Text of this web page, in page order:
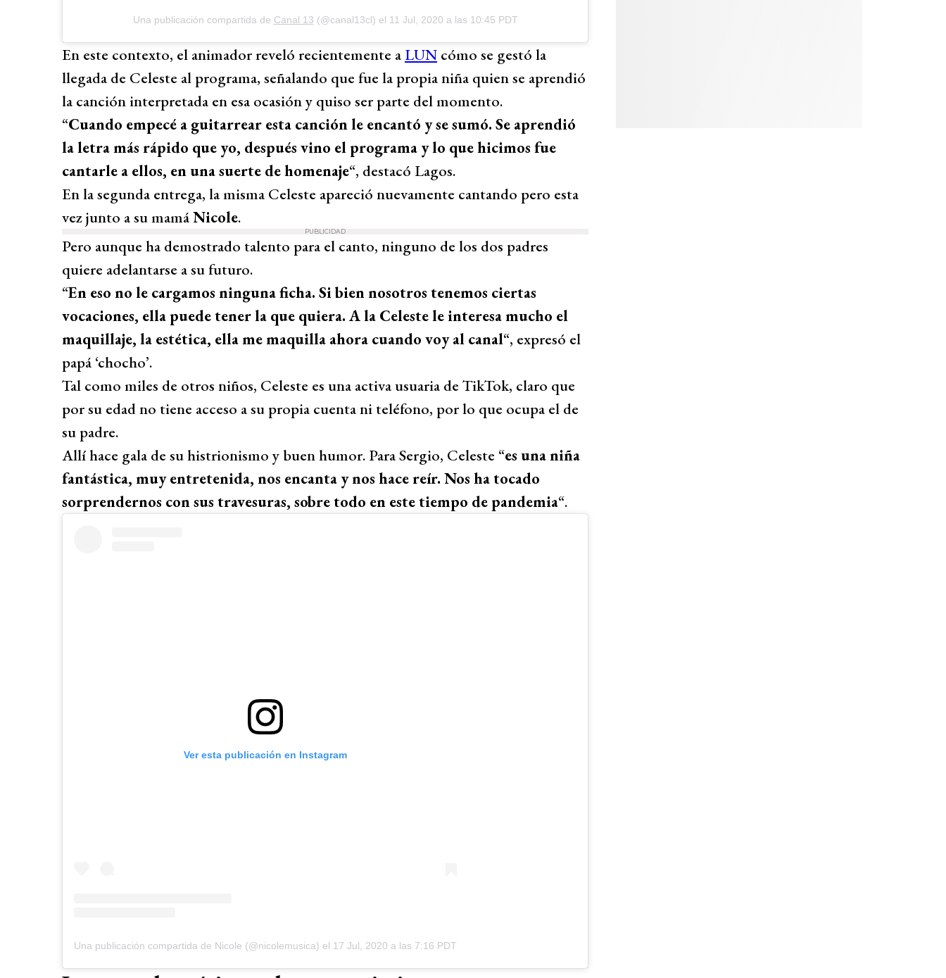
Una publicación compartida de Canal 13 (@canal13cl) el 11 Jul, 2020 a las 10:45 PDT
En este contexto, el animador reveló recientemente a LUN cómo se gestó la
llegada de Celeste al programa, señalando que fue la propia niña quien se aprendió
la canción interpretada en esa ocasión y quiso ser parte del momento.
“Cuando empecé a guitarrear esta canción le encantó y se sumó. Se aprendió
la letra más rápido que yo, después vino el programa y lo que hicimos fue
cantarle a ellos, en una suerte de homenaje“, destacó Lagos.
En la segunda entrega, la misma Celeste apareció nuevamente cantando pero esta
vez junto a su mamáNicole.
PUBLICIDAD
Pero aunque ha demostrado talento para el canto, ninguno de los dos padres
quiere adelantarse a su futuro.
“En eso no le cargamos ninguna ficha. Si bien nosotros tenemos ciertas
vocaciones, ella puede tener la que quiera. A la Celeste le interesa mucho el
maquillaje, la estética, ella me maquilla ahora cuando voy al canal“, expresó el
papá ‘chocho’.
Tal como miles de otros niños, Celeste es una activa usuaria de TikTok, claro que
por su edad no tiene acceso a su propia cuenta ni teléfono, por lo que ocupa el de
su padre.
Allí hace gala de su histrionismo y buen humor. Para Sergio, Celeste “es una niña
fantástica, muy entretenida, nos encanta y nos hace reír. Nos ha tocado
sorprendernos con sus travesuras, sobre todo en este tiempo de pandemia“.
Ver esta publicación en Instagram
Una publicación compartida de Nicole (@nicolemusica) el 17 Jul, 2020 a las 7:16 PDT